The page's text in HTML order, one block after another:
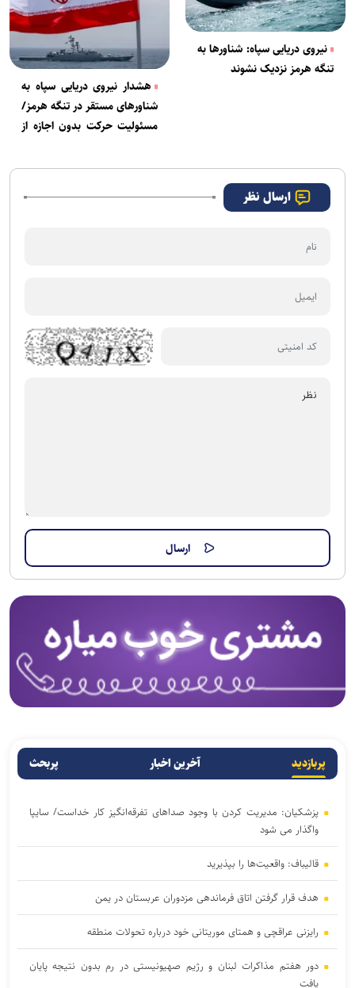
نیروی دریایی سپاه: شناورها به
تنگه هرمز نزدیک نشوند
هشدار نیروی دریایی سپاه به
شناورهای مستقر در تنگه هرمز/
مسئولیت حرکت بدون اجازه از
ارسال نظر
پربازدید آخرین اخبار پربحث
پزشکیان: مدیریت کردن با وجود صداهای تفرقه‌انگیز کار خداست/ سایپا
واگذار می شود
قالیباف: واقعیت‌ها را بپذیرید
هدف قرار گرفتن اتاق‌ فرماندهی مزدوران عربستان در یمن
رایزنی عراقچی و همتای موریتانی خود درباره تحولات منطقه
دور هفتم مذاکرات لبنان و رژیم صهیونیستی در رم بدون نتیجه پایان
یافت